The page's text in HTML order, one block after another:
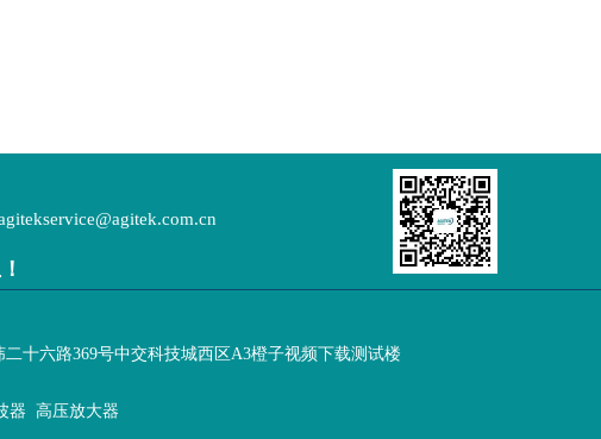
二十六路369号中交科技城西区A3橙子视频下载测试楼
器 高压放大器